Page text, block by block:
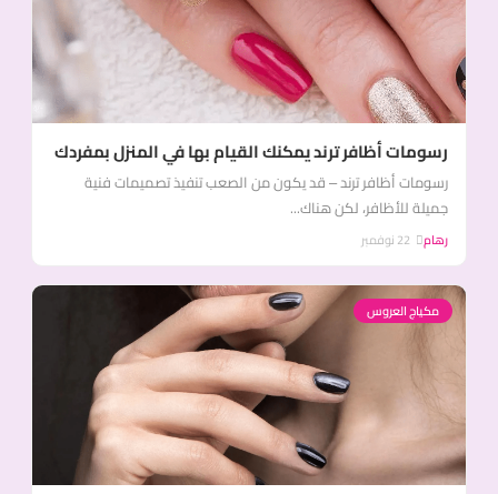
رسومات أظافر ترند يمكنك القيام بها في المنزل بمفردك
رسومات أظافر ترند – قد يكون من الصعب تنفيذ تصميمات فنية
جميلة للأظافر، لكن هناك...
رهام
مكياج العروس